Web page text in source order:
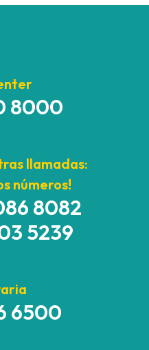
8000
llamadas:
números!
8082
5239
6500